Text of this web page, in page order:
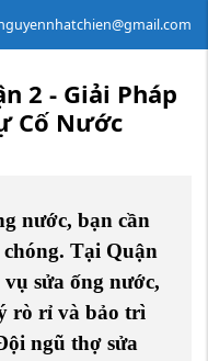
2 - Giải Pháp
Cố Nước
nước, bạn cần
Tại Quận
sửa ống nước,
rò rỉ và bảo trì
ngũ thợ sửa